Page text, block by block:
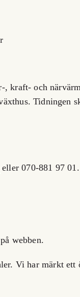
kraft- och
Tidningen
070-881 97 01.
webben.
Vi har märkt ett